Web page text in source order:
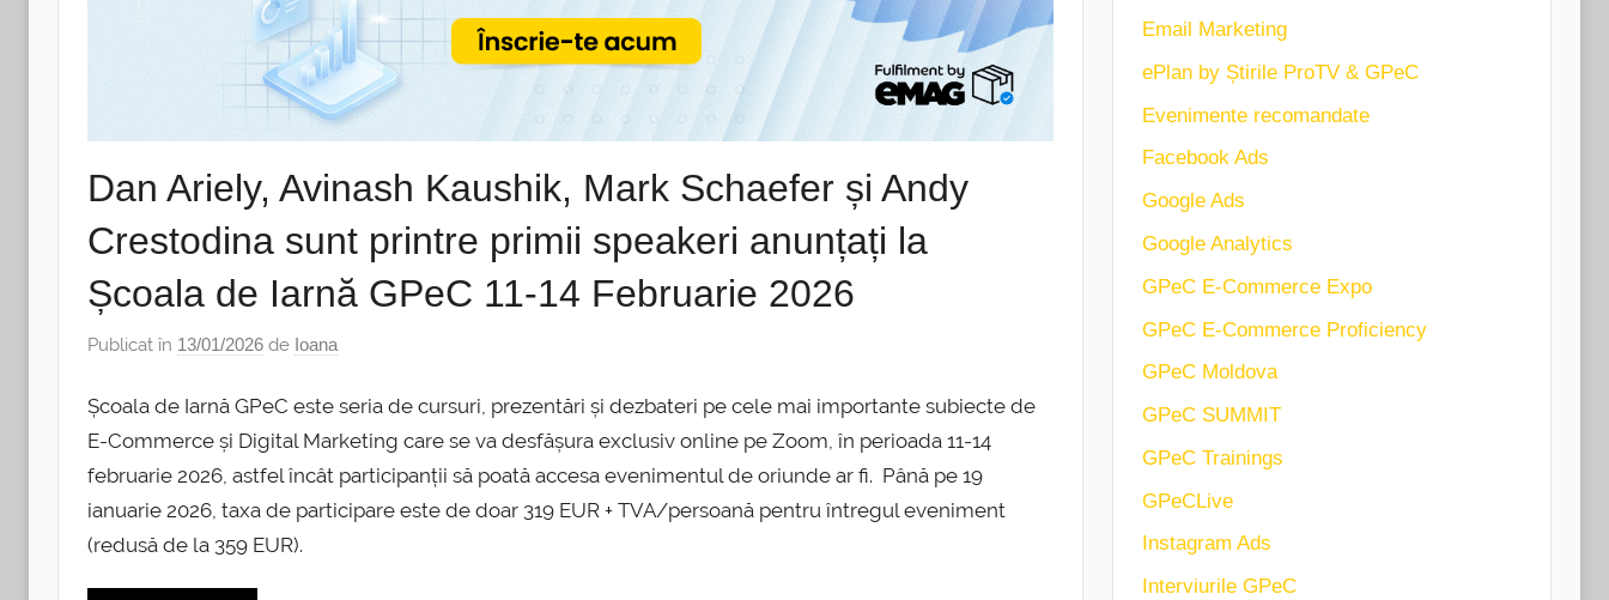
Dan Ariely, Avinash Kaushik, Mark Schaefer și Andy
Crestodina sunt printre primii speakeri anunțați la
Școala de Iarnă GPeC 11-14 Februarie 2026
Publicat în 13/01/2026 de Ioana
Școala de Iarnă GPeC este seria de cursuri, prezentări și dezbateri pe cele mai importante subiecte de
E-Commerce și Digital Marketing care se va desfășura exclusiv online pe Zoom, în perioada 11-14
februarie 2026, astfel încât participanții să poată accesa evenimentul de oriunde ar fi. Până pe 19
ianuarie 2026, taxa de participare este de doar 319 EUR + TVA/persoană pentru întregul eveniment
(redusă de la 359 EUR).
Email Marketing
ePlan by Știrile ProTV & GPeC
Evenimente recomandate
Facebook Ads
Google Ads
Google Analytics
GPeC E-Commerce Expo
GPeC E-Commerce Proficiency
GPeC Moldova
GPeC SUMMIT
GPeC Trainings
GPeCLive
Instagram Ads
Interviurile GPeC